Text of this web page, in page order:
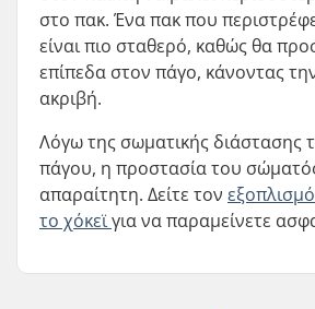
στο πακ. Ένα πακ που
είναι πιο σταθερό, καθώς θα
επίπεδα στον πάγο, κάνοντας
ακριβή.
Λόγω της σωματικής διάστασης
πάγου, η προστασία του
απαραίτητη. Δείτε τον
το χόκεϊγια να παραμείνετε